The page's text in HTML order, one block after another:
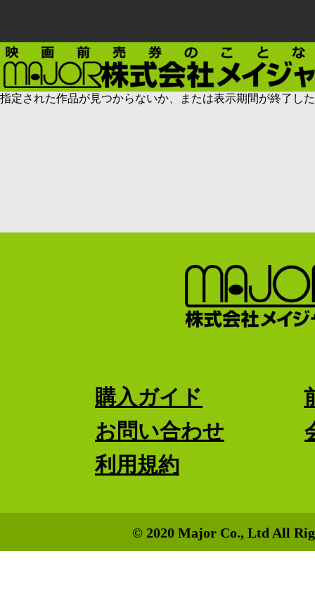
指定された作品が見つからないか、または表示期間が終了し
購入ガイド
お問い合わせ
利用規約
© 2020 Major Co., Ltd All